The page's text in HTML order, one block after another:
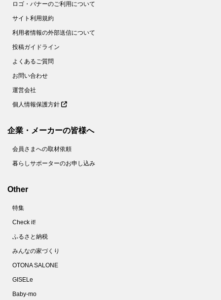
ロゴ・バナーのご利用について
サイト利用規約
利用者情報の外部送信について
投稿ガイドライン
よくあるご質問
お問い合わせ
運営会社
個人情報保護方針
企業・メーカーの皆様へ
会員さまへの取材依頼
暮らしサポーターのお申し込み
Other
特集
Check it!
ふるさと納税
みんなの家づくり
OTONA SALONE
GISELe
Baby-mo